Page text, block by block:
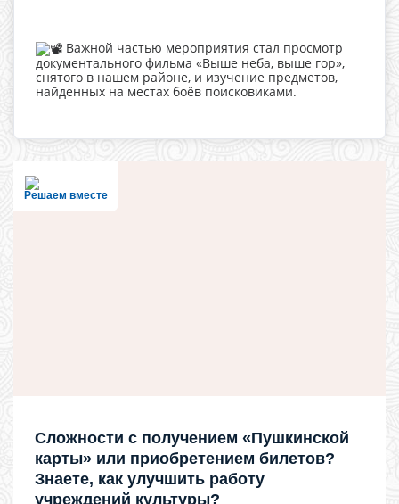
Важной частью мероприятия стал просмотр
документального фильма «Выше неба, выше гор»,
снятого в нашем районе, и изучение предметов,
найденных на местах боёв поисковиками.
Решаем вместе
Сложности с получением «Пушкинской
карты» или приобретением билетов?
Знаете, как улучшить работу
учреждений культуры?